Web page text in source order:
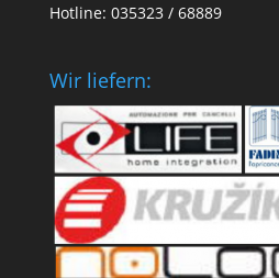
Hotline: 035323 / 68889
Wir liefern: